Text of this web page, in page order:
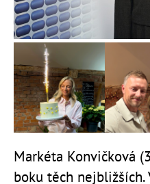
Markéta Konvičková
boku těch nejbližších.